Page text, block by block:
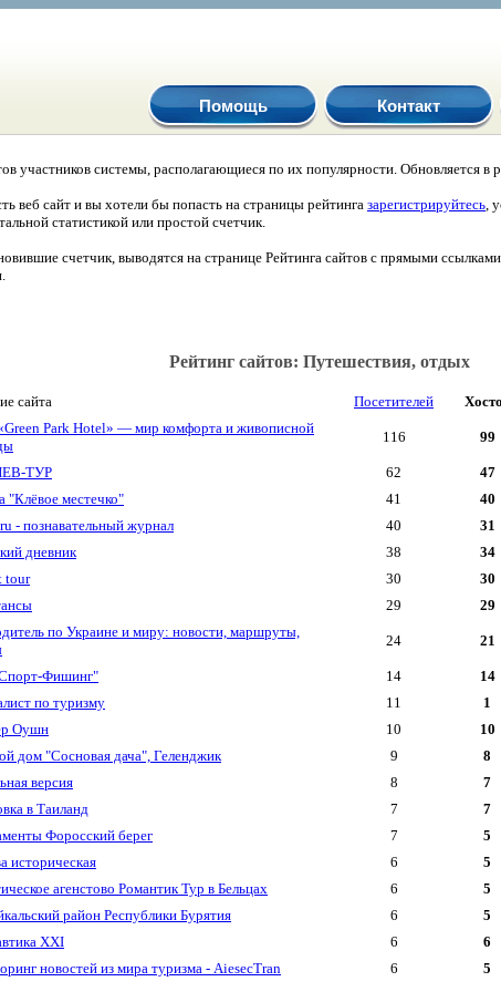
Помощь Контакт
участников системы, располагающиеся по их популярности. Обновляется в
веб сайт и вы хотели бы попасть на страницы рейтинга зарегистрируйтесь,
статистикой или простой счетчик.
счетчик, выводятся на странице Рейтинга сайтов с прямыми
Рейтинг сайтов: Путешествия, отдых
сайта Посетителей
Park Hotel» — мир комфорта и живописной
116 99
ТУР 62 47
"Клёвое местечко" 41 40
- познавательный журнал 40 31
дневник 38 34
tour 30 30
29 29
по Украине и миру: новости, маршруты,
24 21
Фишинг" 14 14
по туризму 11 1
Оушн 10 10
дом "Сосновая дача", Геленджик 9 8
версия 8 7
в Таиланд 7 7
Форосский берег 7 5
историческая 6 5
агенстово Романтик Тур в Бельцах 6 5
район Республики Бурятия 6 5
XXI 6 6
новостей из мира туризма - AiesecTran 6 5